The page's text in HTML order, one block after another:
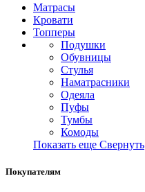
Матрасы
Кровати
Топперы
Подушки
Обувницы
Стулья
Наматрасники
Одеяла
Пуфы
Тумбы
Комоды
Показать еще Свернуть
Покупателям